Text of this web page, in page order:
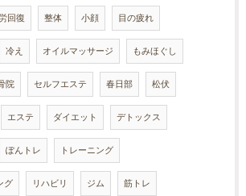
回復 整体 小顔 目の疲れ
冷え オイルマッサージ もみほぐし
院 セルフエステ 春日部 松伏
エステ ダイエット デトックス
ぽんトレ トレーニング
グ リハビリ ジム 筋トレ